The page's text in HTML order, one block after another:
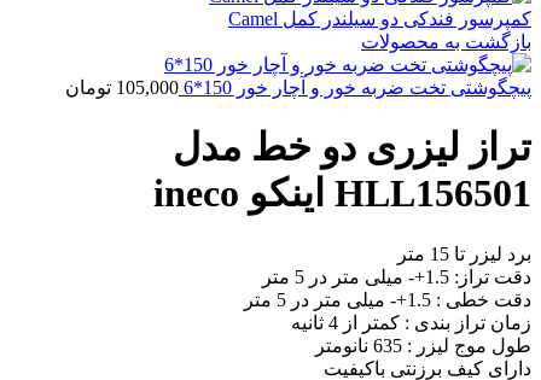
کمپرسور فندکی دو سیلندر کمل Camel
بازگشت به محصولات
پیچگوشتی تخت ضربه خور و آچار خور 150*6 105,000 تومان
تراز لیزری دو خط مدل
HLL156501 اینکو ineco
برد لیزر تا 15 متر
دقت تراز: 1.5+- میلی متر در 5 متر
دقت خطی : 1.5+- میلی متر در 5 متر
زمان تراز بندی : کمتر از 4 ثانیه
طول موج لیزر : 635 نانومتر
دارای کیف برزنتی باکیفیت